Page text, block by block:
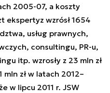
2005-07, a koszty
ekspertyz wzrósł 1654
usług prawnych,
consultingu, PR-u,
itp. wzrosły z 23 mln zł
zł w latach 2012–
w lipcu 2011 r. JSW